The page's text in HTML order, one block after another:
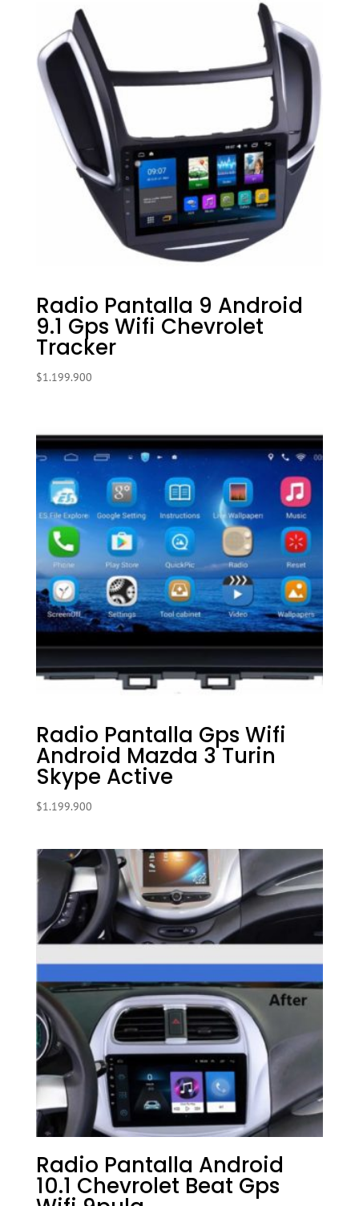
Radio Pantalla 9 Android
9.1 Gps Wifi Chevrolet
Tracker
$1.199.900
Radio Pantalla Gps Wifi
Android Mazda 3 Turin
Skype Active
$1.199.900
Radio Pantalla Android
10.1 Chevrolet Beat Gps